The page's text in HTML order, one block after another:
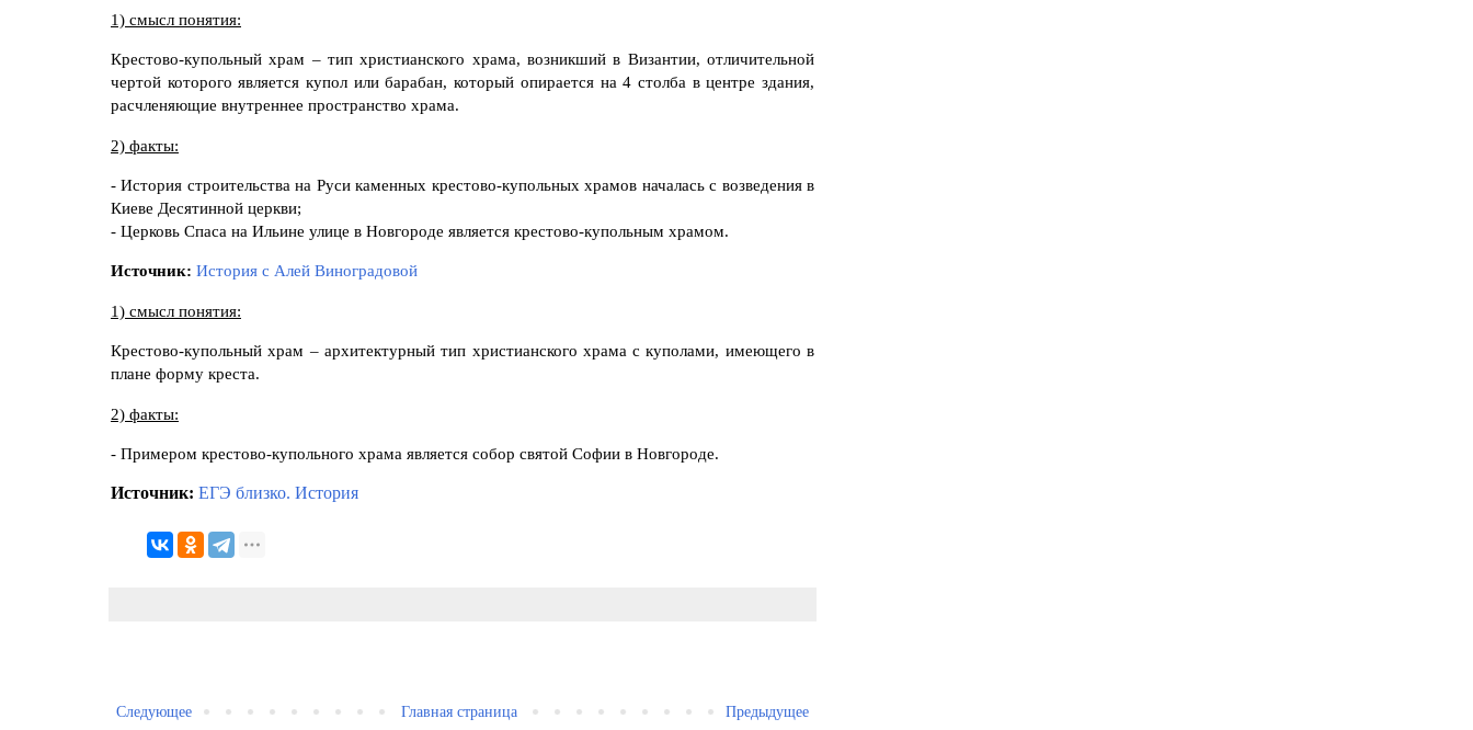
1) смысл понятия:
Крестово-купольный храм – тип христианского храма, возникший в Византии, отличительной
чертой которого является купол или барабан, который опирается на 4 столба в центре здания,
расчленяющие внутреннее пространство храма.
2) факты:
- История строительства на Руси каменных крестово-купольных храмов началась с возведения в
Киеве Десятинной церкви;
- Церковь Спаса на Ильине улице в Новгороде является крестово-купольным храмом.
Источник: История с Алей Виноградовой
1) смысл понятия:
Крестово-купольный храм – архитектурный тип христианского храма с куполами, имеющего в
плане форму креста.
2) факты:
- Примером крестово-купольного храма является собор святой Софии в Новгороде.
Источник: ЕГЭ близко. История
Следующее Предыдущее
Главная страница